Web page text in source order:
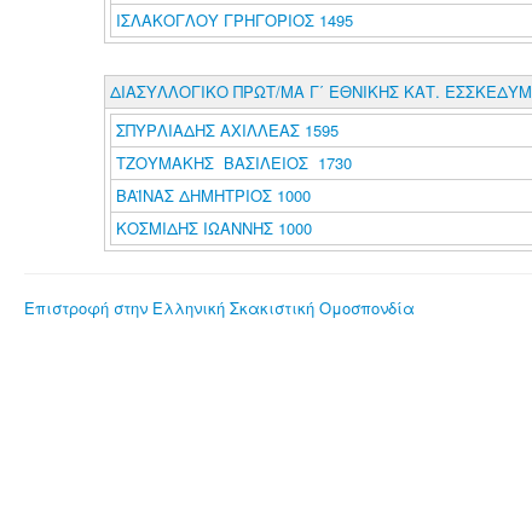
ΙΣΛΑΚΟΓΛΟΥ ΓΡΗΓΟΡΙΟΣ 1495
ΔΙΑΣΥΛΛΟΓΙΚΟ ΠΡΩΤ/ΜΑ Γ΄ ΕΘΝΙΚΗΣ ΚΑΤ. ΕΣΣΚΕΔΥΜ
ΣΠΥΡΛΙΑΔΗΣ ΑΧΙΛΛΕΑΣ 1595
ΤΖΟΥΜΑΚΗΣ ΒΑΣΙΛΕΙΟΣ 1730
ΒΑΪΝΑΣ ΔΗΜΗΤΡΙΟΣ 1000
ΚΟΣΜΙΔΗΣ ΙΩΑΝΝΗΣ 1000
Επιστροφή στην Ελληνική Σκακιστική Ομοσπονδία